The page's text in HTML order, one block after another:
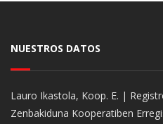
NUESTROS DATOS
Lauro Ikastola, Koop. E. |
Zenbakiduna Kooperatiben